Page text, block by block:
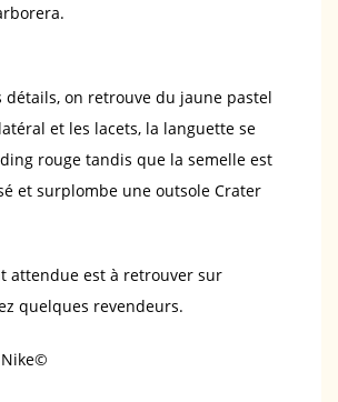
détails, on retrouve du jaune pastel
et les lacets, la languette se
rouge tandis que la semelle est
et surplombe une outsole Crater
attendue est à retrouver sur
quelques revendeurs.
Nike©️